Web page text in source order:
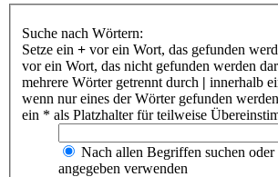
Suche nach Wörtern:
Setze ein + vor ein Wort, das gefunden
vor ein Wort, das nicht gefunden werden
mehrere Wörter getrennt durch | innerhalb
wenn nur eines der Wörter gefunden
ein * als Platzhalter für teilweise
Nach allen Begriffen suchen
angegeben verwenden